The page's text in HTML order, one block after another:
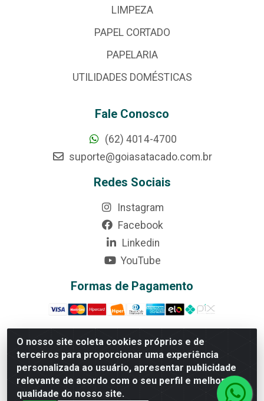
O nosso site coleta cookies próprios e de
terceiros para proporcionar uma experiência
personalizada ao usuário, apresentar publicidade
relevante de acordo com o seu perfil e melhorar a
qualidade do nosso site.
LIMPEZA
PAPEL CORTADO
PAPELARIA
UTILIDADES DOMÉSTICAS
Fale Conosco
(62) 4014-4700
suporte@goiasatacado.com.br
Redes Sociais
Instagram
Facebook
Linkedin
YouTube
Formas de Pagamento
Rede Brasil - Avenida Universitária, nº 3860, Jardim das
Américas II Etapa - Anápolis/GO - CEP 75070-415 -
CNPJ 07.728.073/0002-24